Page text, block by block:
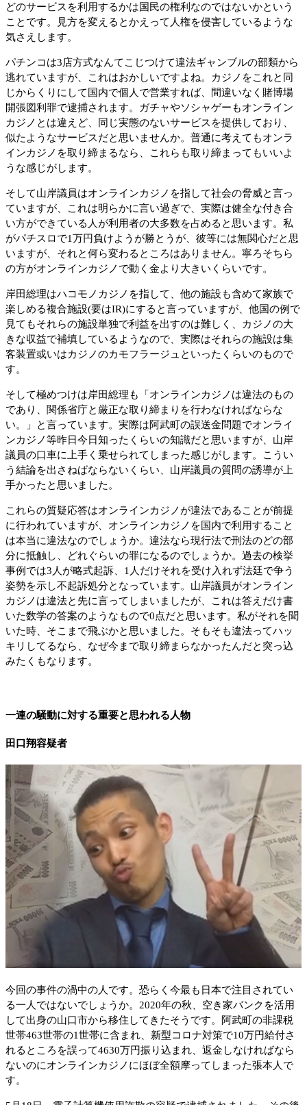
どのサービスを利用するかは国民の権利なのではないかという
ことです。見方を変えるとかえって人権を侵害しているような
気さえします。
パチンコは3店方式なんてこじつけて違法ギャンブルの部類から
逃れていますが、これはおかしいですよね。カジノをこれと同
じからくりにして国内で個人で営業すれば、間違いなく賭博場
開張図利罪で逮捕されます。ガチャやソシャゲーもオンライン
カジノとは違えど、同じ実態のないサービスを提供しており、
似たようなサービスだと思いませんか。普通に考えてもオンラ
インカジノを取り締まるなら、これらも取り締まってもいいよ
うな感じがします。
そして山岸議員はオンラインカジノを指して社会の脅威と言っ
ていますが、これは明らかに言い過ぎで、実際は健全な付き合
い方ができている人が利用者の大多数を占めると思います。私
がパチスロで1万円負けようが勝とうが、彼等には無関心だと思
いますが、それと何ら変わるところはありません。寧ろそちら
の方がオンラインカジノで動く金より大きいくらいです。
岸田総理はハコモノカジノを指して、他の施設も含めて家族で
楽しめる複合施設(要はIR)にすると言っていますが、他国の例で
見てもそれらの施設単独で利益を出すのは難しく、カジノの大
きな収益で補填しているようなので、実際はそれらの施設は集
客装置或いはカジノのカモフラージュといったくらいのもので
す。
そして極めつけは岸田総理も「オンラインカジノは違法のもの
であり、関係省庁と厳正な取り締まりを行わなければならな
い。」と言っています。実際は阿武町の誤送金問題でオンライ
ンカジノ等昨日今日知ったくらいの知識だと思いますが、山岸
議員の口車に上手く乗せられてしまった感じがします。こうい
う結論を出さねばならないくらい、山岸議員の質問の誘導が上
手かったと思いました。
これらの質疑応答はオンラインカジノが違法であることが前提
に行われていますが、オンラインカジノを国内で利用すること
は本当に違法なのでしょうか。違法なら現行法で刑法のどの部
分に抵触し、どれぐらいの罪になるのでしょうか。過去の検挙
事例では3人が略式起訴、1人だけそれを受け入れず法廷で争う
姿勢を示し不起訴処分となっています。山岸議員がオンライン
カジノは違法と先に言ってしまいましたが、これは答えだけ書
いた数学の答案のようなもので0点だと思います。私がそれを聞
いた時、そこまで飛ぶかと思いました。そもそも違法ってハッ
キリしてるなら、なぜ今まで取り締まらなかったんだと突っ込
みたくもなります。
一連の騒動に対する重要と思われる人物
田口翔容疑者
今回の事件の渦中の人です。恐らく今最も日本で注目されてい
る一人ではないでしょうか。2020年の秋、空き家バンクを活用
して出身の山口市から移住してきたそうです。阿武町の非課税
世帯463世帯の1世帯に含まれ、新型コロナ対策で10万円給付さ
れるところを誤って4630万円振り込まれ、返金しなければなら
ないのにオンラインカジノにほぼ全額摩ってしまった張本人で
す。